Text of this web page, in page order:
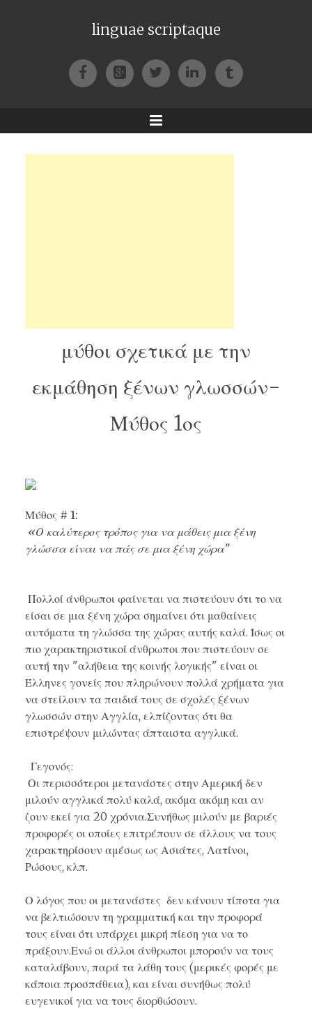
linguae scriptaque
FacebookGoogle+TwitterLinkedIn
Tumblr
Menu
μύθοι σχετικά με την
εκμάθηση ξένων γλωσσών-
Μύθος 1ος
Μύθος # 1:
«Ο καλύτερος τρόπος για να μάθεις μια ξένη
γλώσσα είναι να πάς σε μια ξένη χώρα"
Πολλοί άνθρωποι φαίνεται να πιστεύουν ότι το να
είσαι σε μια ξένη χώρα σημαίνει ότι μαθαίνεις
αυτόματα τη γλώσσα της χώρας αυτής καλά. Ίσως οι
πιο χαρακτηριστικοί άνθρωποι που πιστεύουν σε
αυτή την "αλήθεια της κοινής λογικής" είναι οι
Έλληνες γονείς που πληρώνουν πολλά χρήματα για
να στείλουν τα παιδιά τους σε σχολές ξένων
γλωσσών στην Αγγλία, ελπίζοντας ότι θα
επιστρέψουν μιλώντας άπταιστα αγγλικά.
Γεγονός:
Οι περισσότεροι μετανάστες στην Αμερική δεν
μιλούν αγγλικά πολύ καλά, ακόμα ακόμη και αν
ζουν εκεί για 20 χρόνια.Συνήθως μιλούν με βαριές
προφορές οι οποίες επιτρέπουν σε άλλους να τους
χαρακτηρίσουν αμέσως ως Ασιάτες, Λατίνοι,
Ρώσους, κλπ.
Ο λόγος που οι μετανάστες δεν κάνουν τίποτα για
να βελτιώσουν τη γραμματική και την προφορά
τους είναι ότι υπάρχει μικρή πίεση για να το
πράξουν.Ενώ οι άλλοι άνθρωποι μπορούν να τους
καταλάβουν, παρά τα λάθη τους (μερικές φορές με
κάποια προσπάθεια), και είναι συνήθως πολύ
ευγενικοί για να τους διορθώσουν.